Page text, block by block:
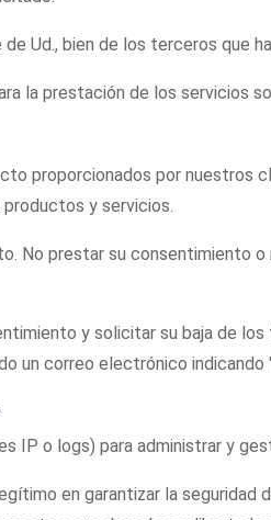
Ud., bien de los terceros que
la prestación de los servicios
proporcionados por nuestros
y servicios.
No prestar su consentimiento
y solicitar su baja de
un correo electrónico
IP o logs) para administrar y
en garantizar la